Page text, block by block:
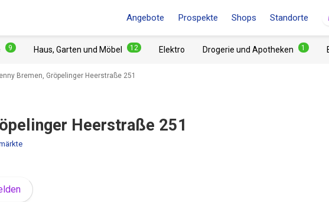
Angebote Prospekte Shops Standorte
9 Haus, Garten und Möbel 12 Elektro Drogerie und Apotheken 1
Bremen, Gröpelinger Heerstraße 251
Heerstraße 251